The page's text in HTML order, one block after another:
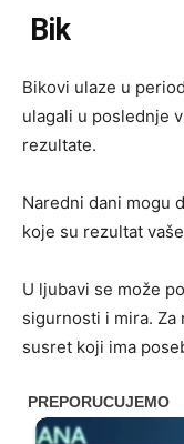
Bik
Bikovi ulaze u
ulagali u poslednje
rezultate.
Naredni dani mogu
koje su rezultat
U ljubavi se može
sigurnosti i mira. Za
susret koji ima